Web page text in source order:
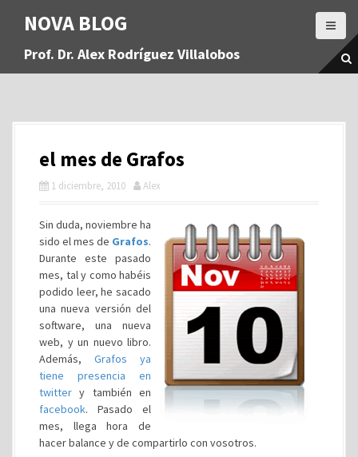
a
NOVA BLOG
Prof. Dr. Alex Rodríguez Villalobos
el mes de Grafos
1 diciembre, 2010 Alex
Sin duda, noviembre ha
sido el mes de Grafos.
Durante este pasado
mes, tal y como habéis
podido leer, he sacado
una nueva versión del
software, una nueva
web, y un nuevo libro.
Además, Grafos ya
tiene presencia en
twitter y también en
facebook. Pasado el
mes, llega hora de
hacer balance y de compartirlo con vosotros.